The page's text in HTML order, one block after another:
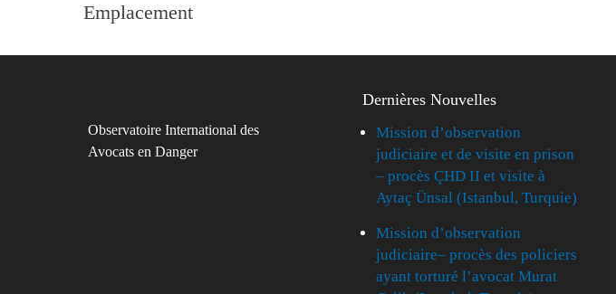
Emplacement
Observatoire International des
Avocats en Danger
Dernières Nouvelles
Mission d’observation
judiciaire et de visite en prison
– procès ÇHD II et visite à
Aytaç Ünsal (Istanbul, Turquie)
Mission d’observation
judiciaire– procès des policiers
ayant torturé l’avocat Murat